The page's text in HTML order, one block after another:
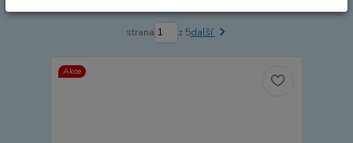
strana z 5další
Akce